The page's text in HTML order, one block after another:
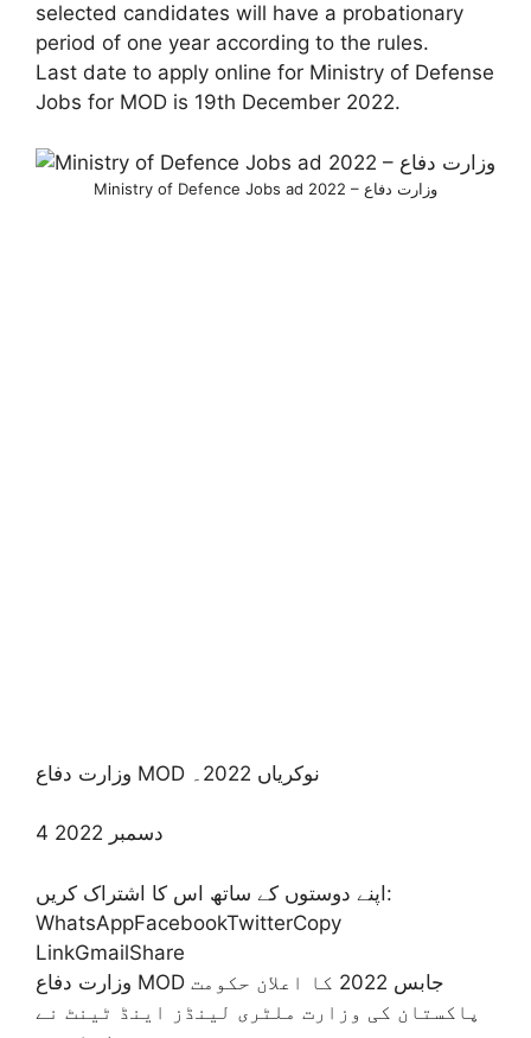
selected candidates will have a probationary
period of one year according to the rules.
Last date to apply online for Ministry of Defense
Jobs for MOD is 19th December 2022.
Ministry of Defence Jobs ad 2022 – وزارت دفاع
وزارت دفاع MOD نوکریاں 2022۔
4 دسمبر 2022
اپنے دوستوں کے ساتھ اس کا اشتراک کریں:
WhatsAppFacebookTwitterCopy
LinkGmailShare
وزارت دفاع MOD جابس 2022 کا اعلان حکومت
پاکستان کی وزارت ملٹری لینڈز اینڈ ٹینٹ نے